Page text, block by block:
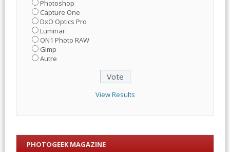
Photoshop
Capture One
DxO Optics Pro
Luminar
ON1 Photo RAW
Gimp
Autre
View Results
PHOTOGEEK MAGAZINE